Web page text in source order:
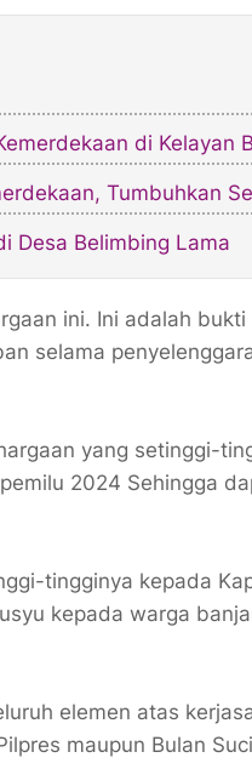
di Kelayan
Tumbuhkan
Desa Belimbing Lama
ini. Ini adalah
selama
yang setinggi-
2024 Sehingga
tingginya kepada
kepada warga
elemen atas
maupun Bulan